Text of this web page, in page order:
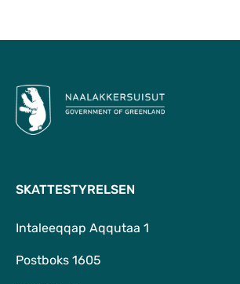
SKATTESTYRELSEN
Intaleeqqap Aqqutaa 1
Postboks 1605